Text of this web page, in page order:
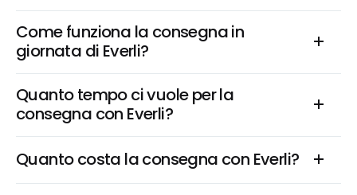
Come funziona la consegna in
giornata di Everli?
Quanto tempo ci vuole per la
consegna con Everli?
Quanto costa la consegna con Everli?